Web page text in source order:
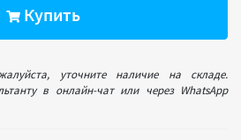
Купить
уточните наличие на складе.
в онлайн-чат или через WhatsApp